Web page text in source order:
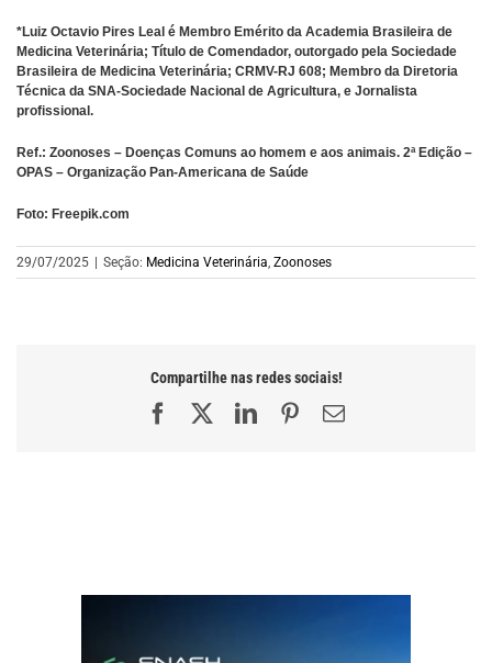
*Luiz Octavio Pires Leal é Membro Emérito da Academia Brasileira de
Medicina Veterinária; Título de Comendador, outorgado pela Sociedade
Brasileira de Medicina Veterinária; CRMV-RJ 608; Membro da Diretoria
Técnica da SNA-Sociedade Nacional de Agricultura, e Jornalista
profissional.
Ref.: Zoonoses – Doenças Comuns ao homem e aos animais. 2ª Edição –
OPAS – Organização Pan-Americana de Saúde
Foto: Freepik.com
29/07/2025 Seção: Medicina Veterinária, Zoonoses
Compartilhe nas redes sociais!
FacebookLinkedInPinterest
E-